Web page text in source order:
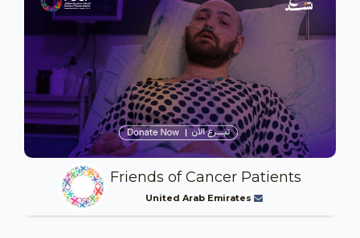
Friends of Cancer Patients
United Arab Emirates